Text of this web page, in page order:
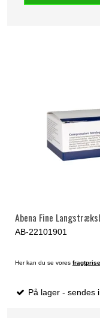
Abena Fine
AB-22101901
Her kan du se vores
På lager - sendes